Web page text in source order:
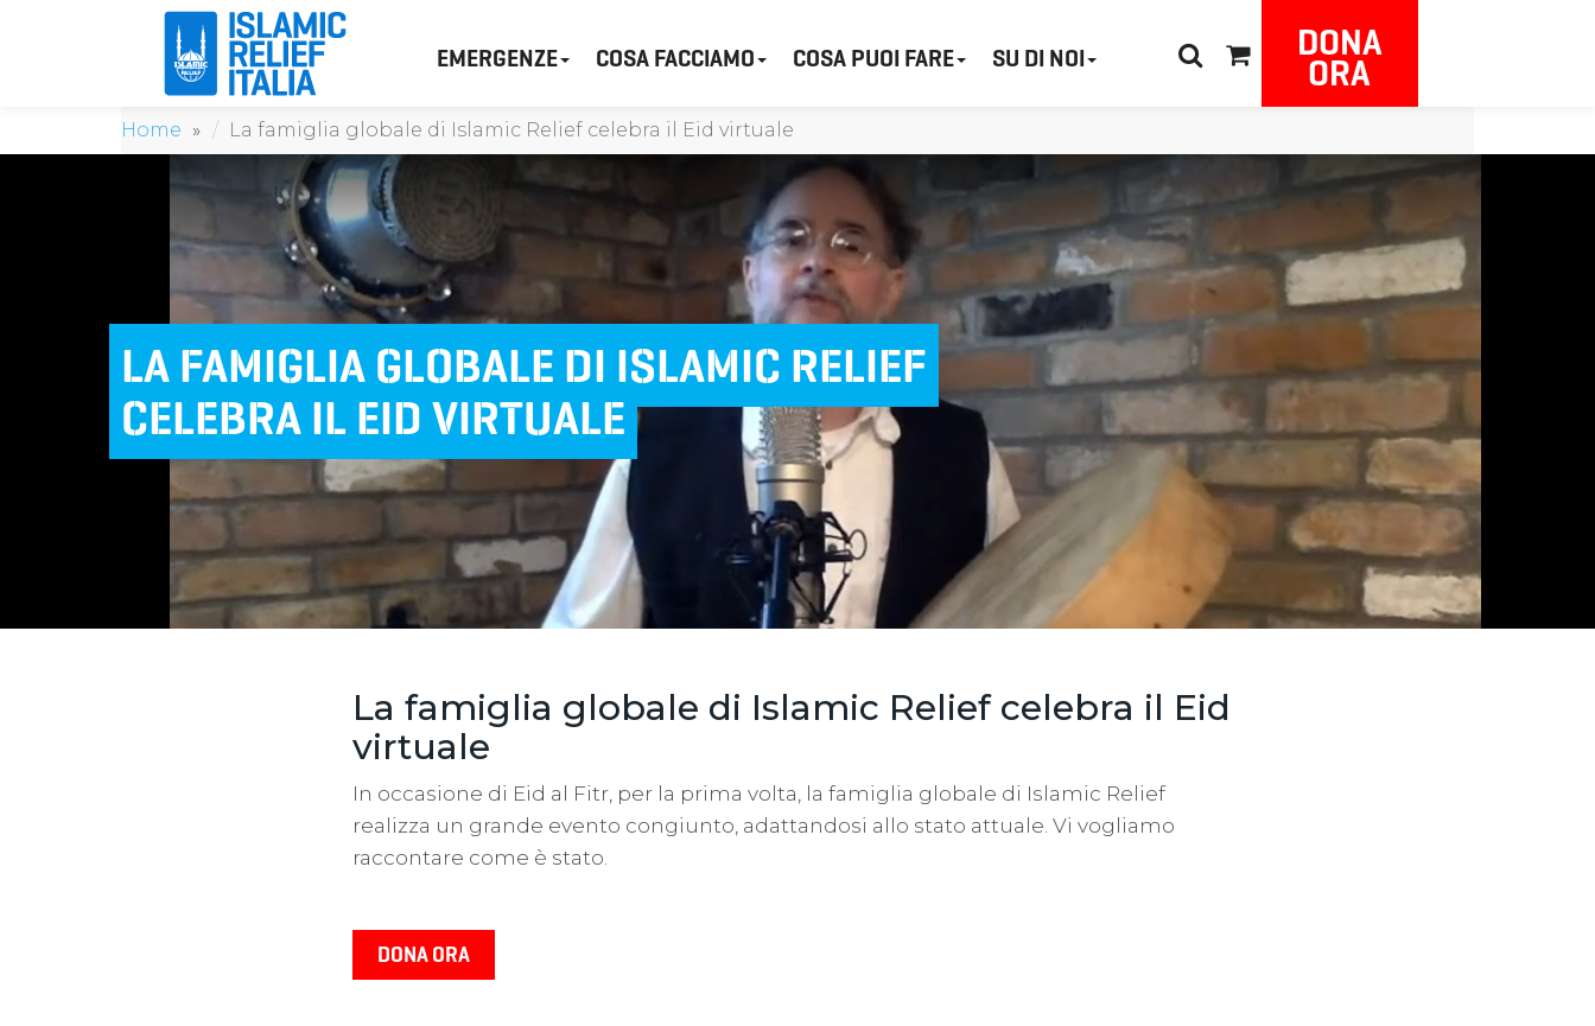
EMERGENZE COSA FACCIAMO COSA PUOI FARE SU DI NOI DONA
ORA
Home La famiglia globale di Islamic Relief celebra il Eid virtuale
LA FAMIGLIA GLOBALE DI ISLAMIC RELIEF
CELEBRA IL EID VIRTUALE
La famiglia globale di Islamic Relief celebra il Eid
virtuale
In occasione di Eid al Fitr, per la prima volta, la famiglia globale di Islamic Relief
realizza un grande evento congiunto, adattandosi allo stato attuale. Vi vogliamo
raccontare come è stato.